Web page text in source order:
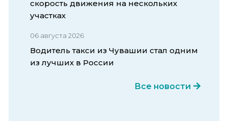
скорость движения на нескольких
участках
06 августа 2026
Водитель такси из Чувашии стал одним
из лучших в России
Все новости